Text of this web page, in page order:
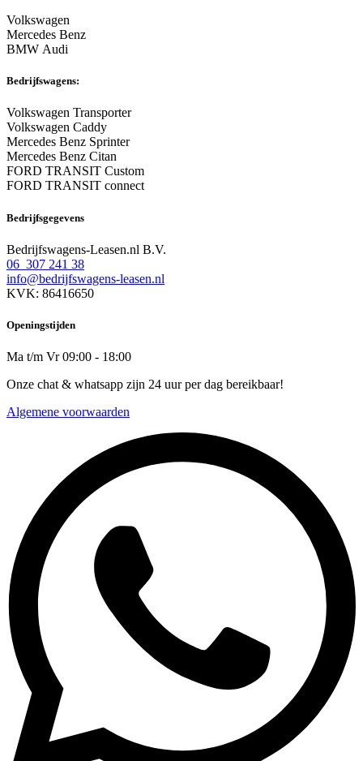
Volkswagen
Mercedes Benz
BMW Audi
Bedrijfswagens:
Volkswagen Transporter
Volkswagen Caddy
Mercedes Benz Sprinter
Mercedes Benz Citan
FORD TRANSIT Custom
FORD TRANSIT connect
Bedrijfsgegevens
Bedrijfswagens-Leasen.nl B.V.
06 307 241 38
info@bedrijfswagens-leasen.nl
KVK: 86416650
Openingstijden
Ma t/m Vr 09:00 - 18:00
Onze chat & whatsapp zijn 24 uur per dag bereikbaar!
Algemene voorwaarden